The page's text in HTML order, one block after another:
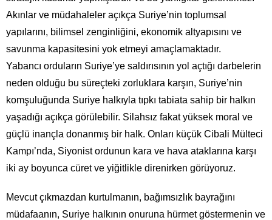
Akınlar ve müdahaleler açıkça Suriye’nin toplumsal
yapılarını, bilimsel zenginliğini, ekonomik altyapısını ve
savunma kapasitesini yok etmeyi amaçlamaktadır.
Yabancı orduların Suriye’ye saldırısının yol açtığı darbelerin
neden olduğu bu süreçteki zorluklara karşın, Suriye’nin
komşuluğunda Suriye halkıyla tıpkı tabiata sahip bir halkın
yaşadığı açıkça görülebilir. Silahsız fakat yüksek moral ve
güçlü inançla donanmış bir halk. Onları küçük Cibali Mülteci
Kampı’nda, Siyonist ordunun kara ve hava ataklarına karşı
iki ay boyunca cüret ve yiğitlikle direnirken görüyoruz.
Mevcut çıkmazdan kurtulmanın, bağımsızlık bayrağını
müdafaanın, Suriye halkının onuruna hürmet göstermenin ve